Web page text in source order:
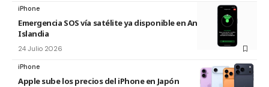
iPhone
Emergencia SOS vía satélite ya disponible en Andorra e
Islandia
24 Julio 2026
iPhone
Apple sube los precios del iPhone en Japón